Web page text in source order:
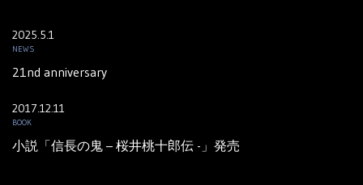
2025.5.1
NEWS
21nd anniversary
2017.12.11
BOOK
小説「信長の鬼 – 桜井桃十郎伝 -」発売